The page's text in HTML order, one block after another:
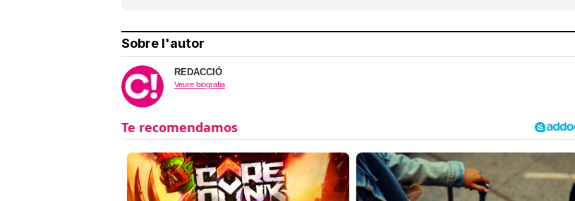
Sobre l'autor
REDACCIÓ
Veure biografia